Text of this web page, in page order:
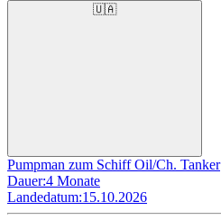
🇺🇦
Pumpman zum Schiff Oil/Ch. Tanker
Dauer:4 Monate
Landedatum:15.10.2026